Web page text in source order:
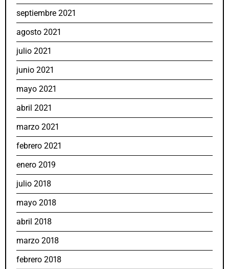
septiembre 2021
agosto 2021
julio 2021
junio 2021
mayo 2021
abril 2021
marzo 2021
febrero 2021
enero 2019
julio 2018
mayo 2018
abril 2018
marzo 2018
febrero 2018